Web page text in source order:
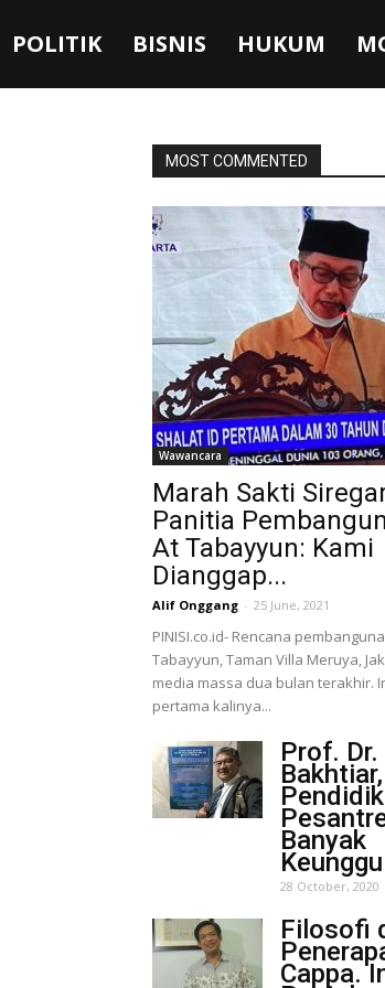
POLITIK BISNIS HUKUM
MOST COMMENTED
Wawancara
Marah Sakti
Panitia
At Tabayyun: Kami
Dianggap...
Alif Onggang - 25 June, 2021
PINISI.co.id- Rencana
Tabayyun, Taman Villa Meruya,
media massa dua bulan terakhir.
pertama kalinya...
Prof. Dr.
Banyak
28 October, 2020
Filosofi
Cappa.